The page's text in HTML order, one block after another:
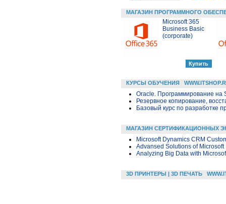
МАГАЗИН ПРОГРАММНОГО
Microsoft 365
Business Basic
(corporate)
КУРСЫ ОБУЧЕНИЯ
Oracle. Программирование на
Резервное копирование,
Базовый курс по разработке
МАГАЗИН СЕРТИФИКАЦИОННЫХ
Microsoft Dynamics CRM
Advansed Solutions of
Analyzing Big Data with
3D ПРИНТЕРЫ | 3D ПЕЧАТЬ